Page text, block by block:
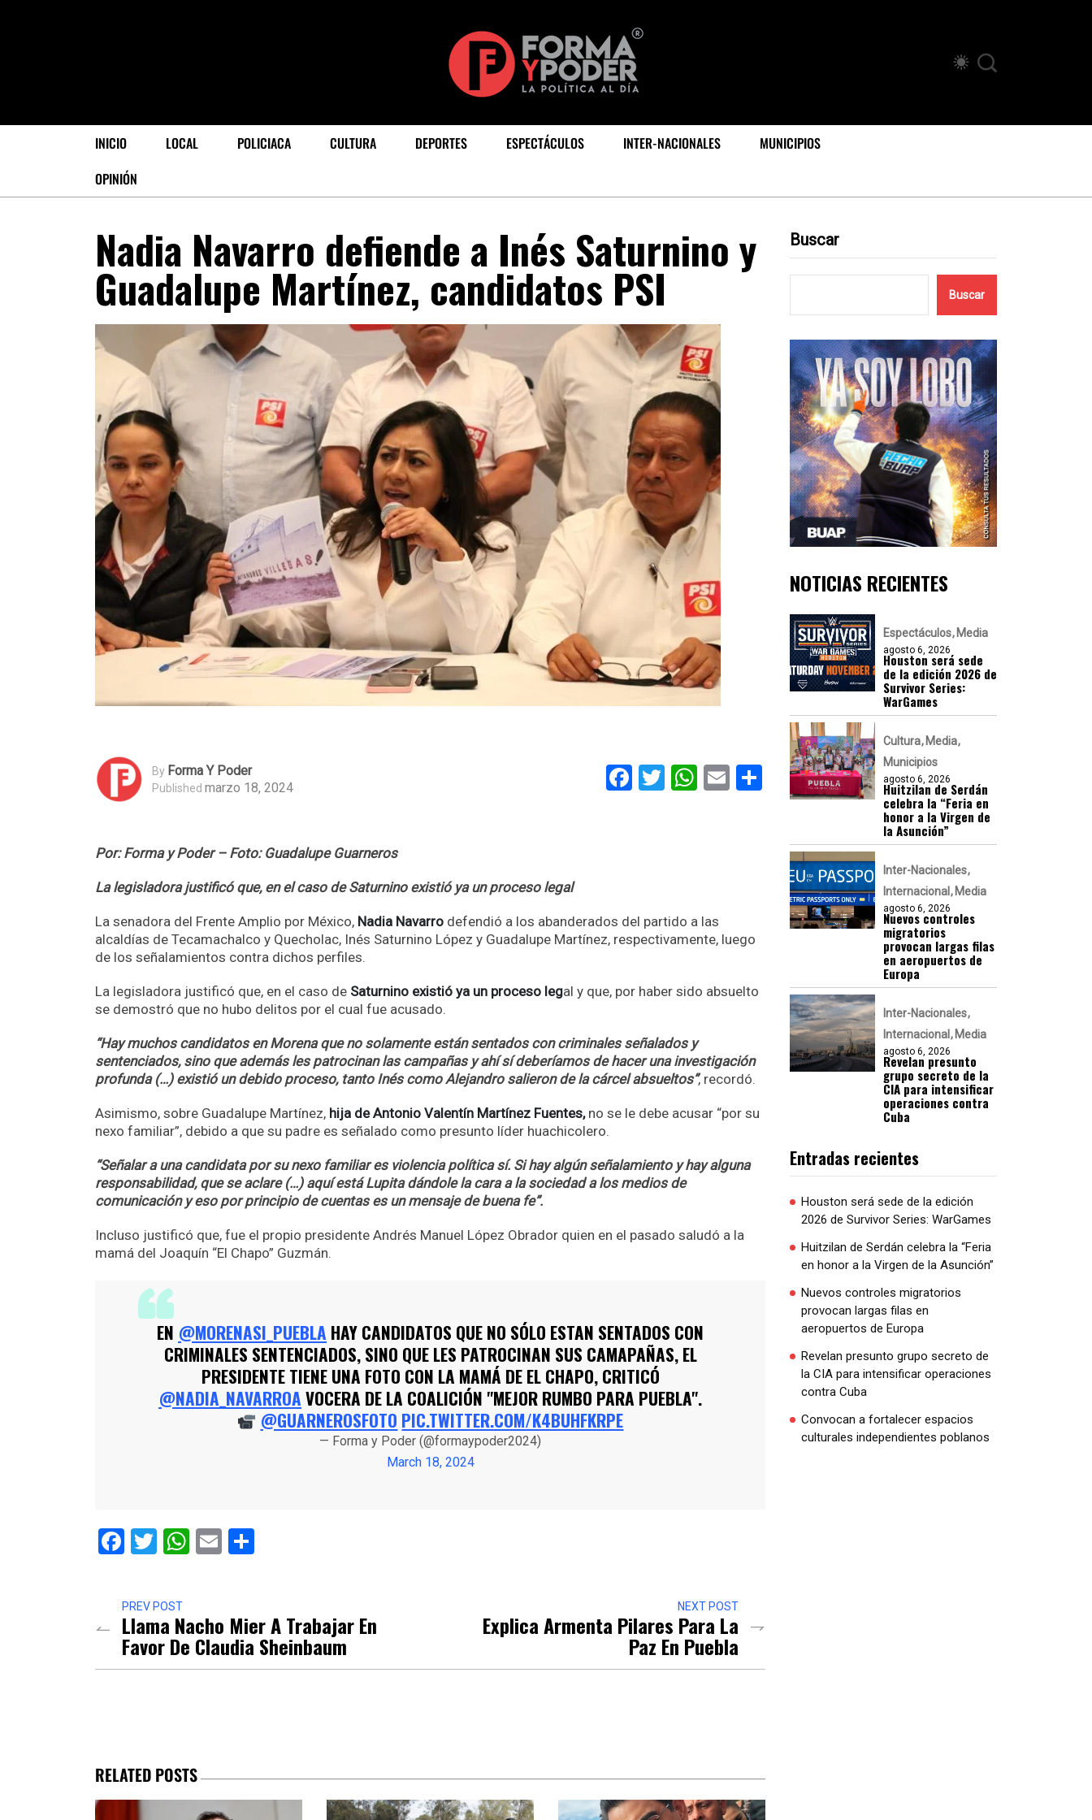
INICIO LOCAL POLICIACA CULTURA DEPORTES ESPECTÁCULOS INTER-NACIONALES
MUNICIPIOS
OPINIÓN
Nadia Navarro defiende a Inés Saturnino y
Guadalupe Martínez, candidatos PSI
By Forma Y Poder
Published marzo 18, 2024 Facebook
Twitter
WhatsApp
EmailCompartir
Por: Forma y Poder – Foto: Guadalupe Guarneros
La legisladora justificó que, en el caso de Saturnino existió ya un proceso legal
La senadora del Frente Amplio por México, Nadia Navarro defendió a los abanderados del partido a las
alcaldías de Tecamachalco y Quecholac, Inés Saturnino López y Guadalupe Martínez, respectivamente, luego
de los señalamientos contra dichos perfiles.
La legisladora justificó que, en el caso de Saturnino existió ya un proceso legal y que, por haber sido absuelto
se demostró que no hubo delitos por el cual fue acusado.
“Hay muchos candidatos en Morena que no solamente están sentados con criminales señalados y
sentenciados, sino que además les patrocinan las campañas y ahí sí deberíamos de hacer una investigación
profunda (…) existió un debido proceso, tanto Inés como Alejandro salieron de la cárcel absueltos”, recordó.
Asimismo, sobre Guadalupe Martínez, hija de Antonio Valentín Martínez Fuentes,no se le debe acusar “por su
nexo familiar”, debido a que su padre es señalado como presunto líder huachicolero.
“Señalar a una candidata por su nexo familiar es violencia política sí. Si hay algún señalamiento y hay alguna
responsabilidad, que se aclare (…) aquí está Lupita dándole la cara a la sociedad a los medios de
comunicación y eso por principio de cuentas es un mensaje de buena fe”.
Incluso justificó que, fue el propio presidente Andrés Manuel López Obrador quien en el pasado saludó a la
mamá del Joaquín “El Chapo” Guzmán.
EN @MORENASI_PUEBLA HAY CANDIDATOS QUE NO SÓLO ESTAN SENTADOS CON
CRIMINALES SENTENCIADOS, SINO QUE LES PATROCINAN SUS CAMAPAÑAS, EL
PRESIDENTE TIENE UNA FOTO CON LA MAMÁ DE EL CHAPO, CRITICÓ
@NADIA_NAVARROAVOCERA DE LA COALICIÓN "MEJOR RUMBO PARA PUEBLA".
@GUARNEROSFOTO PIC.TWITTER.COM/K4BUHFKRPE
— Forma y Poder (@formaypoder2024)
March 18, 2024
Facebook
Twitter
WhatsApp
Email
PREV POST
Llama Nacho Mier A Trabajar En
Favor De Claudia Sheinbaum
NEXT POST
Explica Armenta Pilares Para La
Paz En Puebla
Buscar
Buscar
NOTICIAS RECIENTES
Espectáculos Media
agosto 6, 2026
Houston será sede
de la edición 2026 de
Survivor Series:
WarGames
Cultura Media
Municipios
agosto 6, 2026
Huitzilan de Serdán
celebra la “Feria en
honor a la Virgen de
la Asunción”
Inter-Nacionales
Internacional
Media
agosto 6, 2026
Nuevos controles
migratorios
provocan largas filas
en aeropuertos de
Europa
Inter-Nacionales
Internacional
Media
agosto 6, 2026
Revelan presunto
grupo secreto de la
CIA para intensificar
operaciones contra
Cuba
Entradas recientes
Houston será sede de la edición
2026 de Survivor Series: WarGames
Huitzilan de Serdán celebra la “Feria
en honor a la Virgen de la Asunción”
Nuevos controles migratorios
provocan largas filas en
aeropuertos de Europa
Revelan presunto grupo secreto de
la CIA para intensificar operaciones
contra Cuba
Convocan a fortalecer espacios
culturales independientes poblanos
RELATED POSTS